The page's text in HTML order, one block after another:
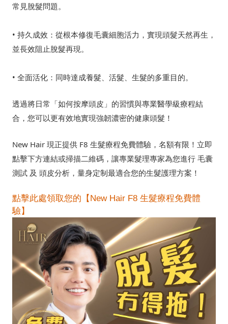
常見脫髮問題。
• 持久成效：從根本修復毛囊細胞活力，實現頭髮天然再生，
並長效阻止脫髮再現。
• 全面活化：同時達成養髮、活髮、生髮的多重目的。
透過將日常「如何按摩頭皮」的習慣與專業醫學級療程結
合，您可以更有效地實現強韌濃密的健康頭髮！
New Hair 現正提供 F8 生髮療程免費體驗，名額有限！立即
點擊下方連結或掃描二維碼，讓專業髮理專家為您進行 毛囊
測試 及 頭皮分析，量身定制最適合您的生髮護理方案！
點擊此處領取您的【New Hair F8 生髮療程免費體
驗】